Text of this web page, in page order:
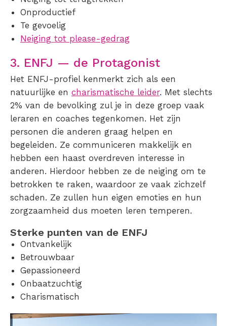
Onproductief
Te gevoelig
Neiging tot please-gedrag
3. ENFJ — de Protagonist
Het ENFJ-profiel kenmerkt zich als een
natuurlijke en charismatische leider. Met slechts
2% van de bevolking zul je in deze groep vaak
leraren en coaches tegenkomen. Het zijn
personen die anderen graag helpen en
begeleiden. Ze communiceren makkelijk en
hebben een haast overdreven interesse in
anderen. Hierdoor hebben ze de neiging om te
betrokken te raken, waardoor ze vaak zichzelf
schaden. Ze zullen hun eigen emoties en hun
zorgzaamheid dus moeten leren temperen.
Sterke punten van de ENFJ
Ontvankelijk
Betrouwbaar
Gepassioneerd
Onbaatzuchtig
Charismatisch